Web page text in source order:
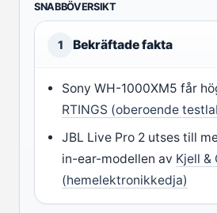
SNABBÖVERSIKT
1 Bekräftade fakta
Sony WH-1000XM5 får
RTINGS (oberoende
JBL Live Pro 2 utses till
in-ear-modellen av Kjell &
(hemelektronikkedja)